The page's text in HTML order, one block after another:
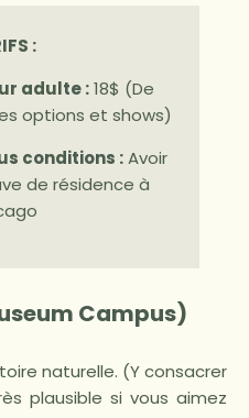
:
adulte :18$ (De
options et shows)
conditions :Avoir
de résidence à
Campus)
naturelle. (Y consacrer
plausible si vous aimez